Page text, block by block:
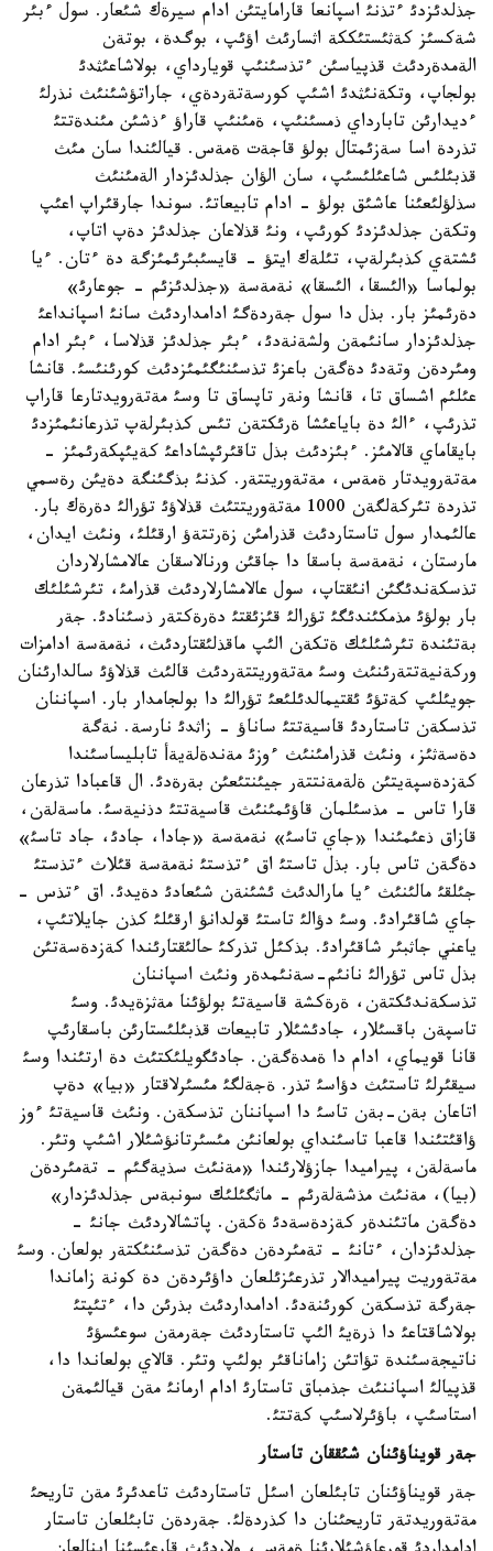
جذلدئزدئ ءتذنئ اسپانعا قارامايتئن ادام سيرةك شئعار. سول ءبئر
شةكسئز كةثئستئككة اثسارئث اؤئپ، بوگدة، بوتةن
الةمدةردئث قذپياسئن ءتذسئنئپ قويارداي، بولاشاعئثدئ
بولجاپ، وتكةنئثدئ اشئپ كورسةتةردةي، جاراتؤشئنئث نذرلئ
ءديدارئن تابارداي ذمسئنئپ، ةمئنئپ قاراؤ ءذشئن مئندةتتئ
تذردة اسا سةزئمتال بولؤ قاجةت ةمةس. قيالئندا سان مئث
قذبئلئس شاعئلئسئپ، سان الؤان جذلدئزدار الةمئنئث
سذلؤلئعئنا عاشئق بولؤ - ادام تابيعاتئ. سوندا جارقئراپ اعئپ
وتكةن جذلدئزدئ كورئپ، ونئ قذلاعان جذلدئز دةپ اتاپ،
ئشتةي كذبئرلةپ، تئلةك ايتؤ - قايسئبئرئمئزگة دة ءتان. ءيا
بولماسا «الئسقا، الئسقا» نةمةسة «جذلدئزئم - جوعارئ»
دةرئمئز بار. بذل دا سول جةردةگئ ادامداردئث سانئ اسپانداعئ
جذلدئزدار سانئمةن ولشةنةدئ، ءبئر جذلدئز قذلاسا، ءبئر ادام
ومئردةن وتةدئ دةگةن باعزئ تذسئنئگئمئزدئث كورئنئسئ. قانشا
عئلئم اشساق تا، قانشا ونةر تاپساق تا وسئ مةتةرويدتارعا قاراپ
تذرئپ، ءالئ دة باياعئشا ةرئكتةن تئس كذبئرلةپ تذرعانئمئزدئ
بايقاماي قالامئز. ءبئزدئث بذل تاقئرئپشاداعئ كةيئپكةرئمئز -
مةتةرويدتار ةمةس، مةتةوريتتةر. كذنئ بذگئنگة دةيئن رةسمي
تذردة تئركةلگةن 1000 مةتةوريتتئث قذلاؤئ تؤرالئ دةرةك بار.
عالئمدار سول تاستاردئث قذرامئن زةرتتةؤ ارقئلئ، ونئث ايدان،
مارستان، نةمةسة باسقا دا جاقئن ورنالاسقان عالامشارلاردان
تذسكةندئگئن انئقتاپ، سول عالامشارلاردئث قذرامئ، تئرشئلئك
بار بولؤئ مذمكئندئگئ تؤرالئ قئزئقتئ دةرةكتةر ذسئنادئ. جةر
بةتئندة تئرشئلئك ةتكةن الئپ ماقذلئقتاردئث، نةمةسة ادامزات
وركةنيةتتةرئنئث وسئ مةتةوريتتةردئث قالئث قذلاؤئ سالدارئنان
جويئلئپ كةتؤئ ئقتيمالدئلئعئ تؤرالئ دا بولجامدار بار. اسپاننان
تذسكةن تاستاردئ قاسيةتتئ ساناؤ - زاثدئ نارسة. نةگة
دةسةثئز، ونئث قذرامئنئث ءوزئ مةندةلةيةأ تابليساسئندا
كةزدةسپةيتئن ةلةمةنتتةر جيئنتئعئن بةرةدئ. ال قاعبادا تذرعان
قارا تاس - مذسئلمان قاؤئمئنئث قاسيةتتئ دذنيةسئ. ماسةلةن،
قازاق ذعئمئندا «جاي تاسئ» نةمةسة «جادا، جادئ، جاد تاسئ»
دةگةن تاس بار. بذل تاستئ اق ءتذستئ نةمةسة قئلاث ءتذستئ
جئلقئ مالئنئث ءيا مارالدئث ئشئنةن شئعادئ دةيدئ. اق ءتذس -
جاي شاقئرادئ. وسئ دؤالئ تاستئ قولدانؤ ارقئلئ كذن جايلاتئپ،
ياعني جاثبئر شاقئرادئ. بذكئل تذركئ حالئقتارئندا كةزدةسةتئن
بذل تاس تؤرالئ نانئم-سةنئمدةر ونئث اسپاننان
تذسكةندئكتةن، ةرةكشة قاسيةتئ بولؤئنا مةثزةيدئ. وسئ
تاسپةن باقسئلار، جادئشئلار تابيعات قذبئلئستارئن باسقارئپ
قانا قويماي، ادام دا ةمدةگةن. جادئگويلئكتئث دة ارتئندا وسئ
سيقئرلئ تاستئث دؤاسئ تذر. ةجةلگئ مئسئرلاقتار «بيا» دةپ
اتاعان بةن-بةن تاسئ دا اسپاننان تذسكةن. ونئث قاسيةتئ ءوز
ؤاقئتئندا قاعبا تاسئنداي بولعانئن مئسئرتانؤشئلار اشئپ وتئر.
ماسةلةن، پيراميدا جازؤلارئندا «مةنئث سذيةگئم - تةمئردةن
(بيا)، مةنئث مذشةلةرئم - ماثگئلئك سونبةس جذلدئزدار»
دةگةن ماتئندةر كةزدةسةدئ ةكةن. پاتشالاردئث جانئ -
جذلدئزدان، ءتانئ - تةمئردةن دةگةن تذسئنئكتةر بولعان. وسئ
مةتةوريت پيراميدالار تذرعئزئلعان داؤئردةن دة كونة زاماندا
جةرگة تذسكةن كورئنةدئ. ادامداردئث بذرئن دا، ءتئپتئ
بولاشاقتاعئ دا ذرةيئ الئپ تاستاردئث جةرمةن سوعئسؤئ
ناتيجةسئندة تؤاتئن زاماناقئر بولئپ وتئر. قالاي بولعاندا دا،
قذپيالئ اسپاننئث جذمباق تاستارئ ادام ارمانئ مةن قيالئمةن
استاسئپ، باؤئرلاسئپ كةتتئ.
جةر قويناؤئنان شئققان تاستار
جةر قويناؤئنان تابئلعان اسئل تاستاردئث تاعدئرئ مةن تاريحئ
مةتةوريدتةر تاريحئنان دا كذردةلئ. جةردةن تابئلعان تاستار